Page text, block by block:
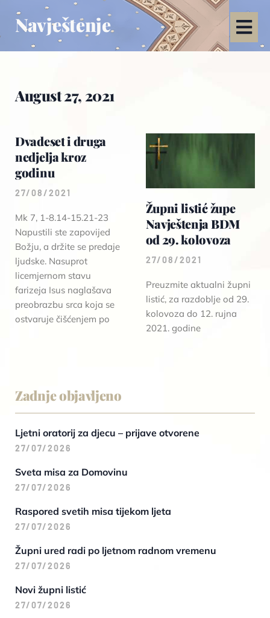
Navještenje
August 27, 2021
Dvadeset i druga
nedjelja kroz
godinu
27/08/2021
Mk 7, 1-8.14-15.21-23
Napustili ste zapovijed
Božju, a držite se predaje
ljudske. Nasuprot
licemjernom stavu
farizeja Isus naglašava
preobrazbu srca koja se
ostvaruje čišćenjem po
Župni listić župe
Navještenja BDM
od 29. kolovoza
27/08/2021
Preuzmite aktualni župni
listić, za razdoblje od 29.
kolovoza do 12. rujna
2021. godine
Zadnje objavljeno
Ljetni oratorij za djecu – prijave otvorene
27/07/2026
Sveta misa za Domovinu
27/07/2026
Raspored svetih misa tijekom ljeta
27/07/2026
Župni ured radi po ljetnom radnom vremenu
27/07/2026
Novi župni listić
27/07/2026